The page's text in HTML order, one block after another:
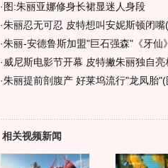
· 图:朱丽亚娜修身长裙显迷人身段
·朱丽忍无可忍 皮特想叫安妮斯顿闭嘴
·朱丽-安德鲁斯加盟"巨石强森"《牙仙
· 威尼斯电影节开幕 皮特撇朱丽独自亮
·朱丽提前剖腹产 好莱坞流行"龙凤胎"(
相关视频新闻